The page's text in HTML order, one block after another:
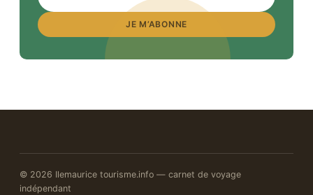
JE M’ABONNE
© 2026 Ilemaurice tourisme.info — carnet de voyage
indépendant